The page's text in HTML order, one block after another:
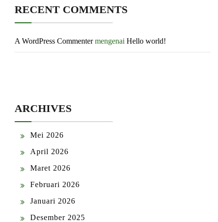
RECENT COMMENTS
A WordPress Commentermengenai Hello world!
ARCHIVES
Mei 2026
April 2026
Maret 2026
Februari 2026
Januari 2026
Desember 2025